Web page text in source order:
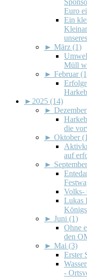
Euro
Ein
► März (1)
Müll
► Februar
► 2025 (14)
►
die
► Oktober
auf
►
Volks-
Lukas
► Juni (1)
Ohne
den
► Mai (3)
Erster
-